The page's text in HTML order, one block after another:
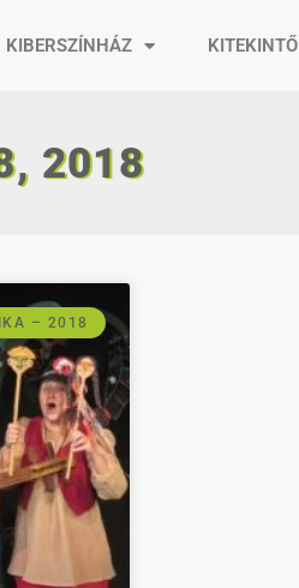
KIBERSZÍNHÁZ KITEKINTŐ
2018
– 2018